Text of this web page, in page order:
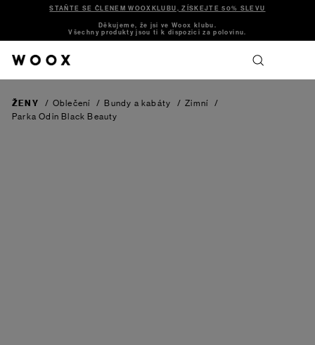
STAŇTE SE ČLENEM WOOXKLUBU, ZÍSKEJTE 50% SLEVU
Děkujeme, že jsi ve Woox klubu.
Všechny produkty jsou ti k dispozici za polovinu.
ŽENY / Oblečení / Bundy a kabáty / Zimní
/
Parka Odin Black Beauty